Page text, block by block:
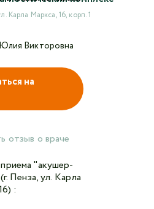
на
отзыв о враче
"акушер-
Пенза, ул. Карла
:
Карла Маркса, 16, корп. 1
оценка
в личном кабинете
с использованием данных
сервиса